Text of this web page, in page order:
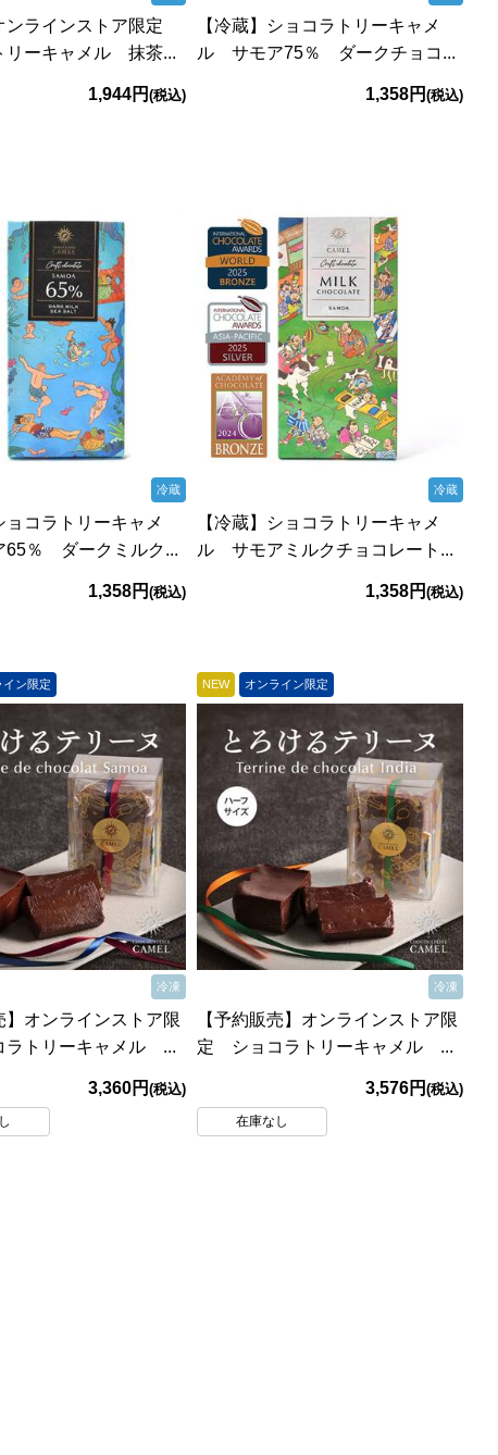
ンラインストア限定
リーキャメル 抹茶...
1,944円 (税込)
【冷蔵】ショコラトリーキャメ
ル サモア75％ ダークチョコ...
1,358円 (税込)
冷蔵
ョコラトリーキャメ
％ ダークミルク...
1,358円 (税込)
冷蔵
【冷蔵】ショコラトリーキャメ
ル サモアミルクチョコレート...
1,358円 (税込)
イン限定
冷凍
】オンラインストア限
トリーキャメル ...
3,360円 (税込)
NEW オンライン限定
冷凍
【予約販売】オンラインストア限
定 ショコラトリーキャメル ...
3,576円 (税込)
在庫なし